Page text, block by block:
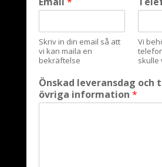
Skriv in din email så att
vi kan maila en
bekräftelse
Vi
skulle
Önskad leveransdag och
övriga information *